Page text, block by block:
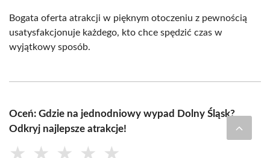
Bogata oferta atrakcji w pięknym otoczeniu z pewnością
usatysfakcjonuje każdego, kto chce spędzić czas w
wyjątkowy sposób.
Oceń: Gdzie na jednodniowy wypad Dolny Śląsk?
Odkryj najlepsze atrakcje!
★ ★ ★ ★ ★